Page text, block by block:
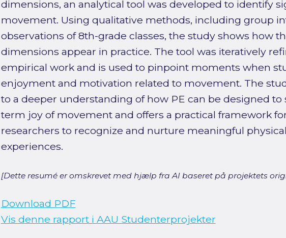
dimensions, an analytical tool was developed to identify
movement. Using qualitative methods, including group
observations of 8th-grade classes, the study shows how
dimensions appear in practice. The tool was iteratively
empirical work and is used to pinpoint moments when
enjoyment and motivation related to movement. The
to a deeper understanding of how PE can be designed
term joy of movement and offers a practical framework
researchers to recognize and nurture meaningful
experiences.
[Dette resumé er omskrevet med hjælp fra AI baseret på projektets
Download PDF
Vis denne rapport i AAU Studenterprojekter